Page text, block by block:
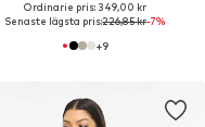
Ordinarie pris: 349,00 kr
Senaste lägsta pris:226,85 kr-7%
+9